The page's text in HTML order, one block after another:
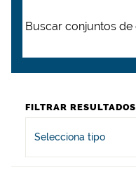
FILTRAR RESULTADOS
Selecciona tipo